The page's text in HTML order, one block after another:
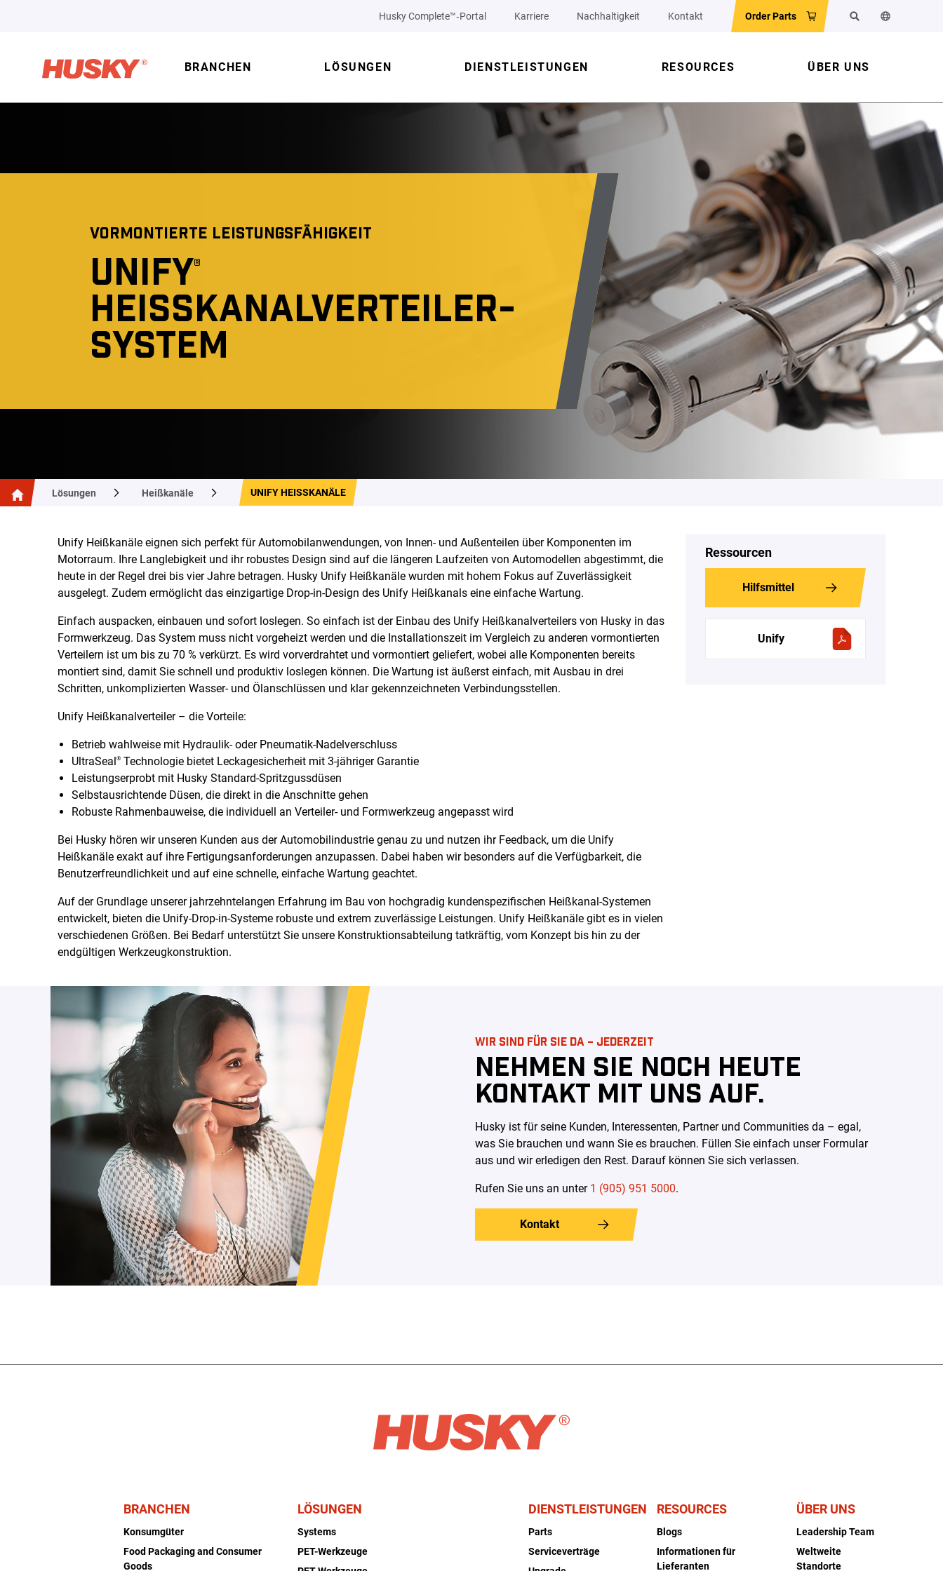
Husky Complete™‑Portal Karriere Nachhaltigkeit Kontakt Order Parts SuchenSprache der
BRANCHEN LÖSUNGEN DIENSTLEISTUNGEN RESOURCES ÜBER UNS
VORMONTIERTE LEISTUNGSFÄHIGKEIT
UNIFY®
HEISSKANALVERTEILER-S
YSTEM
Lösungen Heißkanäle UNIFY HEISSKANÄLE
Unify Heißkanäle eignen sich perfekt für Automobilanwendungen, von Innen- und Außenteilen über Komponenten im
Motorraum. Ihre Langlebigkeit und ihr robustes Design sind auf die längeren Laufzeiten von Automodellen abgestimmt, die
heute in der Regel drei bis vier Jahre betragen. Husky Unify Heißkanäle wurden mit hohem Fokus auf Zuverlässigkeit
ausgelegt. Zudem ermöglicht das einzigartige Drop-in-Design des Unify Heißkanals eine einfache Wartung.
Einfach auspacken, einbauen und sofort loslegen. So einfach ist der Einbau des Unify Heißkanalverteilers von Husky in das
Formwerkzeug. Das System muss nicht vorgeheizt werden und die Installationszeit im Vergleich zu anderen vormontierten
Verteilern ist um bis zu 70 % verkürzt. Es wird vorverdrahtet und vormontiert geliefert, wobei alle Komponenten bereits
montiert sind, damit Sie schnell und produktiv loslegen können. Die Wartung ist äußerst einfach, mit Ausbau in drei
Schritten, unkomplizierten Wasser- und Ölanschlüssen und klar gekennzeichneten Verbindungsstellen.
Unify Heißkanalverteiler – die Vorteile:
Betrieb wahlweise mit Hydraulik- oder Pneumatik-Nadelverschluss
UltraSeal® Technologie bietet Leckagesicherheit mit 3-jähriger Garantie
Leistungserprobt mit Husky Standard-Spritzgussdüsen
Selbstausrichtende Düsen, die direkt in die Anschnitte gehen
Robuste Rahmenbauweise, die individuell an Verteiler- und Formwerkzeug angepasst wird
Bei Husky hören wir unseren Kunden aus der Automobilindustrie genau zu und nutzen ihr Feedback, um die Unify
Heißkanäle exakt auf ihre Fertigungsanforderungen anzupassen. Dabei haben wir besonders auf die Verfügbarkeit, die
Benutzerfreundlichkeit und auf eine schnelle, einfache Wartung geachtet.
Auf der Grundlage unserer jahrzehntelangen Erfahrung im Bau von hochgradig kundenspezifischen Heißkanal-Systemen
entwickelt, bieten die Unify-Drop-in-Systeme robuste und extrem zuverlässige Leistungen. Unify Heißkanäle gibt es in vielen
verschiedenen Größen. Bei Bedarf unterstützt Sie unsere Konstruktionsabteilung tatkräftig, vom Konzept bis hin zu der
endgültigen Werkzeugkonstruktion.
Ressourcen
Hilfsmittel
Unify
WIR SIND FÜR SIE DA – JEDERZEIT
NEHMEN SIE NOCH HEUTE
KONTAKT MIT UNS AUF.
Husky ist für seine Kunden, Interessenten, Partner und Communities da – egal,
was Sie brauchen und wann Sie es brauchen. Füllen Sie einfach unser Formular
aus und wir erledigen den Rest. Darauf können Sie sich verlassen.
Rufen Sie uns an unter 1 (905) 951 5000.
Kontakt
BRANCHEN
Konsumgüter
Food Packaging and Consumer
Goods
LÖSUNGEN
Systems
PET-Werkzeuge
DIENSTLEISTUNGEN
Parts
Serviceverträge
RESOURCES
Blogs
Informationen für
Lieferanten
ÜBER UNS
Leadership Team
Weltweite
Standorte